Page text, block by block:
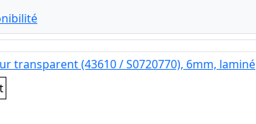
transparent (43610 / S0720770), 6mm, laminé